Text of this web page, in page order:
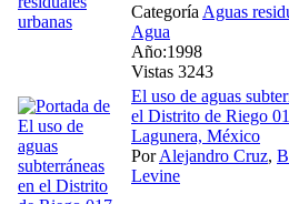
Categoría Aguas
Agua
Año:1998
Vistas 3243
El uso de aguas
el Distrito de Riego
Lagunera, México
PorAlejandro Cruz,
Levine